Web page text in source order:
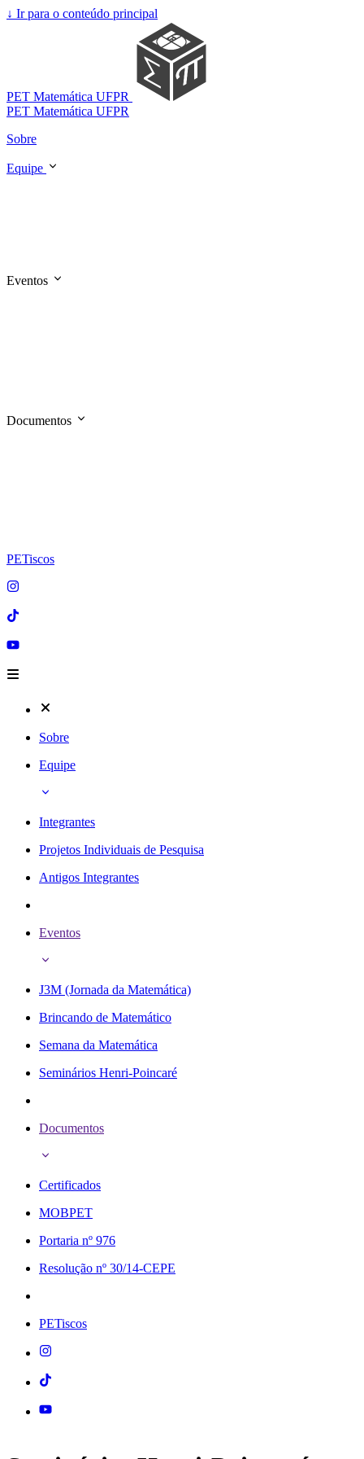
↓ Ir para o conteúdo principal
PET Matemática UFPR
PET Matemática UFPR
Sobre
Equipe
Eventos
Documentos
PETiscos
Sobre
Equipe
Integrantes
Projetos Individuais de Pesquisa
Antigos Integrantes
Eventos
J3M (Jornada da Matemática)
Brincando de Matemático
Semana da Matemática
Seminários Henri-Poincaré
Documentos
Certificados
MOBPET
Portaria nº 976
Resolução nº 30/14-CEPE
PETiscos